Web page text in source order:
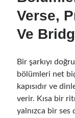
Verse,
Ve
Bir şarkıyı
bölümleri net
kapısıdır ve
verir. Kısa bir
yalnızca bir ses